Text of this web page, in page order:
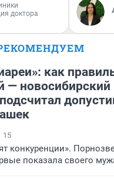
доктора
как
— новосибирский
15
конкуренции».
показала своего